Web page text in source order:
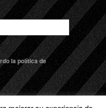
la política de